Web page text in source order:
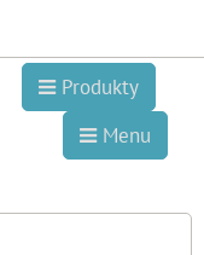
Produkty
Menu